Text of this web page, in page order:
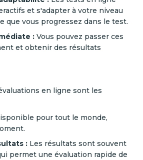
et s'adapter à votre niveau
que vous progressez dans le test.
: Vous pouvez passer ces
et obtenir des résultats
en ligne sont les
pour tout le monde,
: Les résultats sont souvent
permet une évaluation rapide de